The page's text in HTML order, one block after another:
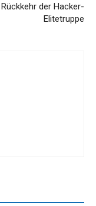
der Hacker-
Elitetruppe